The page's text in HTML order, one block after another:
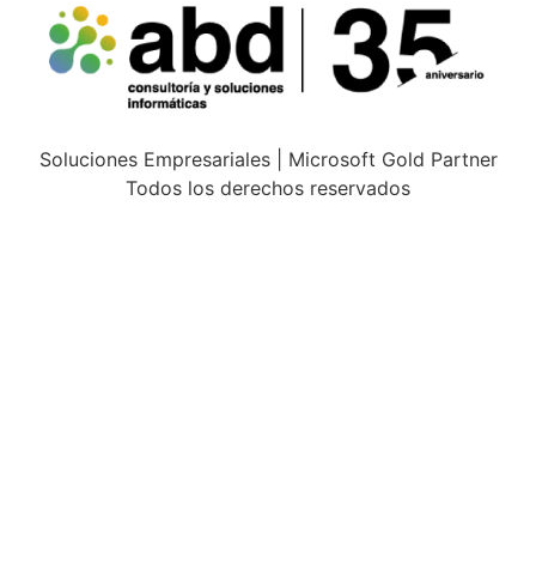
Soluciones Empresariales | Microsoft Gold Partner
Todos los derechos reservados